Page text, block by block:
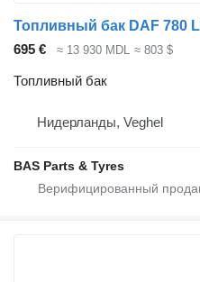
Топливный бак DAF 780
695 €
≈ 13 930 MDL ≈ 803 $
Топливный бак
Нидерланды, Veghel
BAS Parts & Tyres